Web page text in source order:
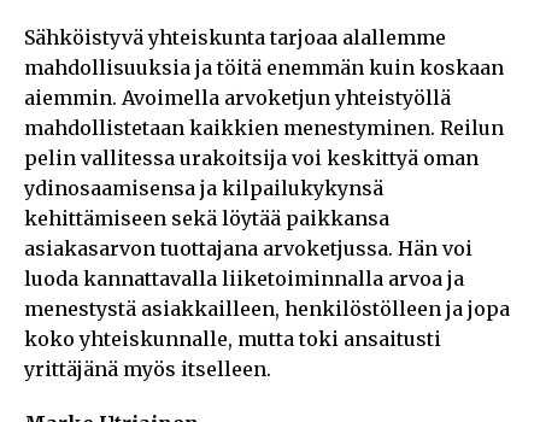
Sähköistyvä yhteiskunta tarjoaa alallemme
mahdollisuuksia ja töitä enemmän kuin koskaan
aiemmin. Avoimella arvoketjun yhteistyöllä
mahdollistetaan kaikkien menestyminen. Reilun
pelin vallitessa urakoitsija voi keskittyä oman
ydinosaamisensa ja kilpailukykynsä
kehittämiseen sekä löytää paikkansa
asiakasarvon tuottajana arvoketjussa. Hän voi
luoda kannattavalla liiketoiminnalla arvoa ja
menestystä asiakkailleen, henkilöstölleen ja jopa
koko yhteiskunnalle, mutta toki ansaitusti
yrittäjänä myös itselleen.